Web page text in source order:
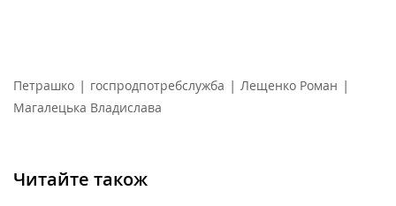
Петрашко | госпродпотребслужба | Лещенко Роман |
Магалецька Владислава
Читайте також